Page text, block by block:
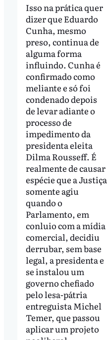
Isso na prática quer
dizer que Eduardo
Cunha, mesmo
preso, continua de
alguma forma
influindo. Cunha é
confirmado como
meliante e só foi
condenado depois
de levar adiante o
processo de
impedimento da
presidenta eleita
Dilma Rousseff. É
realmente de causar
espécie que a Justiça
somente agiu
quando o
Parlamento, em
conluio com a mídia
comercial, decidiu
derrubar, sem base
legal, a presidenta e
se instalou um
governo chefiado
pelo lesa-pátria
entreguista Michel
Temer, que passou
aplicar um projeto